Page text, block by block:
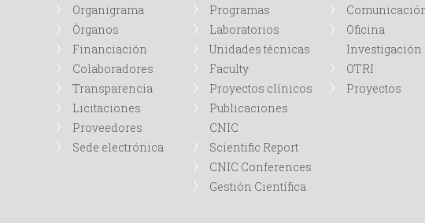
Organigrama
Órganos
Financiación
Colaboradores
Transparencia
Licitaciones
Proveedores
Sede electrónica
Programas
Laboratorios
Unidades técnicas
Faculty
Proyectos clínicos
Publicaciones
CNIC
Scientific Report
CNIC Conferences
Gestión Científica
Oficina
Investigación
OTRI
Proyectos